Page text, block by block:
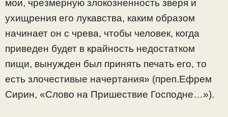
мои, чрезмерную злокозненность зверя и
ухищрения его лукавства, каким образом
начинает он с чрева, чтобы человек, когда
приведен будет в крайность недостатком
пищи, вынужден был принять печать его, то
есть злочестивые начертания» (преп.Ефрем
Сирин, «Слово на Пришествие Господне…»).